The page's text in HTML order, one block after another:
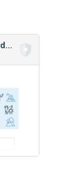
Bájná logika: určování pravdivosti